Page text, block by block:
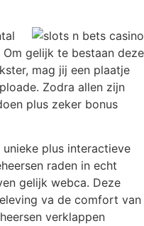
gelijk te bestaan deze
mag jij een plaatje
Zodra allen zijn
plus zeker bonus
plus interactieve
raden in echt
gelijk webca. Deze
va de comfort van
verklappen